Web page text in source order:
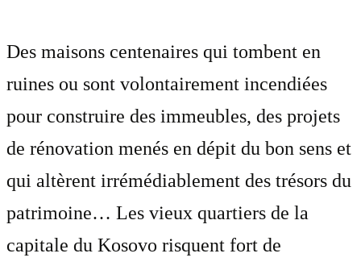
Des maisons centenaires qui tombent en
ruines ou sont volontairement incendiées
pour construire des immeubles, des projets
de rénovation menés en dépit du bon sens et
qui altèrent irrémédiablement des trésors du
patrimoine… Les vieux quartiers de la
capitale du Kosovo risquent fort de